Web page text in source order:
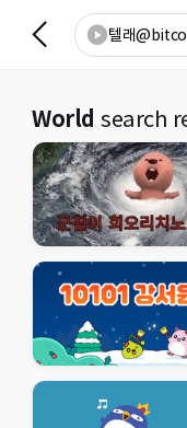
World search